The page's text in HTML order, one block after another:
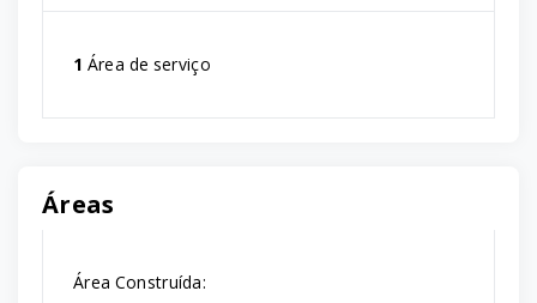
1 Área de serviço
Áreas
Área Construída: